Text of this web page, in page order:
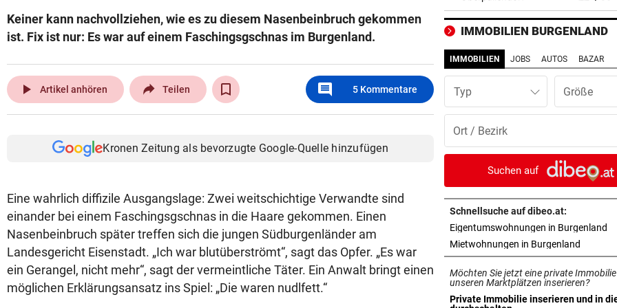
Keiner kann nachvollziehen, wie es zu diesem Nasenbeinbruch gekommen
ist. Fix ist nur: Es war auf einem Faschingsgschnas im Burgenland.
play_arrow Artikel anhören Teilen comment 5 Kommentare
Kronen Zeitung als bevorzugte Google-Quelle hinzufügen
Eine wahrlich diffizile Ausgangslage: Zwei weitschichtige Verwandte sind
einander bei einem Faschingsgschnas in die Haare gekommen. Einen
Nasenbeinbruch später treffen sich die jungen Südburgenländer am
Landesgericht Eisenstadt. „Ich war blutüberströmt“, sagt das Opfer. „Es war
ein Gerangel, nicht mehr“, sagt der vermeintliche Täter. Ein Anwalt bringt einen
möglichen Erklärungsansatz ins Spiel: „Die waren nudlfett.“
schlagen auf den Magen
FAHNDUNGSERFOLG
Europaweit gesuchter
Österreicher (29) gefasst
belebter Straße
DISKUTIEREN SIE MIT! vor 42
Nur noch Skandale: Was ist
beim ORF?
BALMORAL MUSS WARTEN! vor
Charles urlaubt zuerst im
Spukschloss seiner Oma!
IMMOBILIEN BURGENLAND
IMMOBILIEN JOBS AUTOS BAZAR
Typ
Suchen auf
Schnellsuche auf dibeo.at:
Eigentumswohnungen in Burgenland
Mietwohnungen in Burgenland
Möchten Sie jetzt eine private
unseren Marktplätzen inserieren?
Private Immobilie inserieren und in